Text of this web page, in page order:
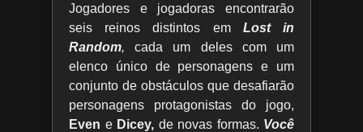
Jogadores e jogadoras encontrarão
seis reinos distintos em Lost in
Random,cada um deles com um
elenco único de personagens e um
conjunto de obstáculos que desafiarão
personagens protagonistas do jogo,
Even e Dicey, de novas formas. Você